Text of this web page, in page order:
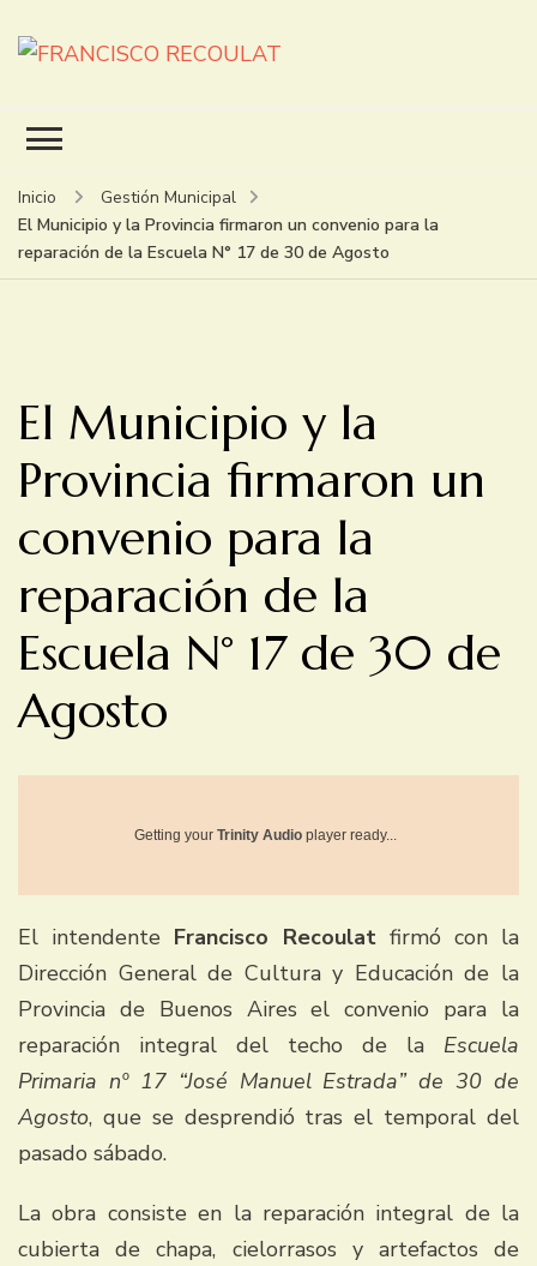
Inicio
Gestión Municipal
El Municipio y la Provincia firmaron un convenio para la
reparación de la Escuela N° 17 de 30 de Agosto
El Municipio y la
Provincia firmaron un
convenio para la
reparación de la
Escuela N° 17 de 30 de
Agosto
Getting your Trinity Audio player ready...
El intendente Francisco Recoulatfirmó con la
Dirección General de Cultura y Educación de la
Provincia de Buenos Aires el convenio para la
reparación integral del techo de la Escuela
Primaria nº 17 “José Manuel Estrada” de 30 de
Agosto, que se desprendió tras el temporal del
pasado sábado.
La obra consiste en la reparación integral de la
cubierta de chapa, cielorrasos y artefactos de